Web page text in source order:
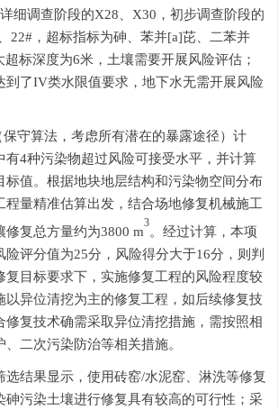
细调查阶段的X28 X30 ，初步调查阶段的
22# ，超标指标为砷、苯并[a]芘、二苯并
超标深度为6米，土壤需要开展风险评估；
到了IV类水限值要求，地下水无需开展风险
守算法，考虑所有潜在的暴露途径）计
有4种污染物超过风险可接受水平，并计算
标值。根据地块地层结构和污染物空间分布
程量精准估算出发，结合场地修复机械施工
修复总方量约为3800 m
3
。经过计算，本项
险评分值为25分，风险得分大于16分，则判
复目标要求下，实施修复工程的风险程度较
以异位清挖为主的修复工程，如后续修复技
修复技术确需采取异位清挖措施，需按照相
二次污染防治等相关措施。
选结果显示，使用砖窑/水泥窑、淋洗等修复
砷污染土壤进行修复具有较高的可行性；采